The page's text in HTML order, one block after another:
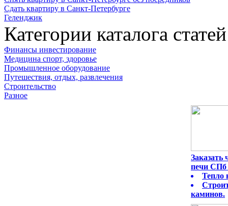
Сдать квартиру в Санкт-Петербурге
Геленджик
Категории каталога статей
Финансы инвестирование
Медицина спорт, здоровье
Промышленное оборудование
Путешествия, отдых, развлечения
Строительство
Разное
Заказать
печи СПб
Тепло
каминов.